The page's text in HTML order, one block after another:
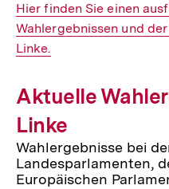
Interner
Link:
Hier finden Sie einen
Wahlergebnissen und
Linke.
Aktuelle
Linke
Wahlergebnisse bei
Landesparlamenten,
Europäischen